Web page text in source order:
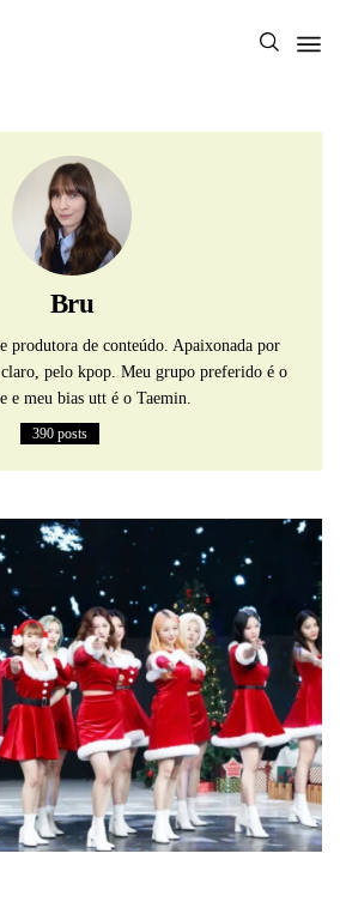
Bru
produtora de conteúdo. Apaixonada por
pelo kpop. Meu grupo preferido é o
e meu bias utt é o Taemin.
390 posts